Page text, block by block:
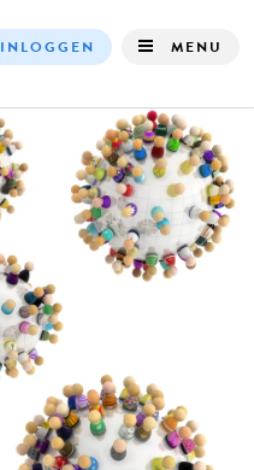
navigation
INLOGGEN MENU